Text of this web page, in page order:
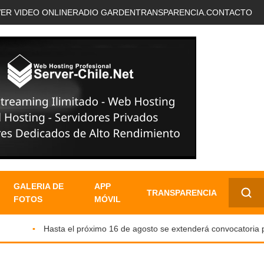
VIDEO ONLINERADIO GARDENTRANSPARENCIA. CONTACTO
GALERIA DE
FOTOS
APP
MÓVIL
TRANSPARENCIA
✕
Hasta el próximo 16 de agosto se extenderá convocatoria